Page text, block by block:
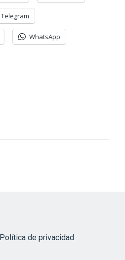
Telegram
WhatsApp
de privacidad